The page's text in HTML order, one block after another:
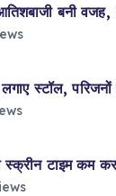
बनी
स्टॉल,
स्क्रीन टाइम कम